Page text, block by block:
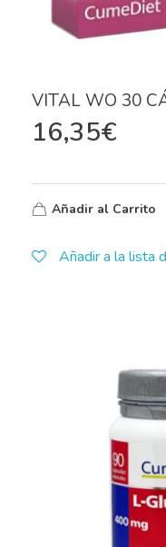
VITAL WO 30
16,35€
Añadir al Carrito
Añadir a la lista